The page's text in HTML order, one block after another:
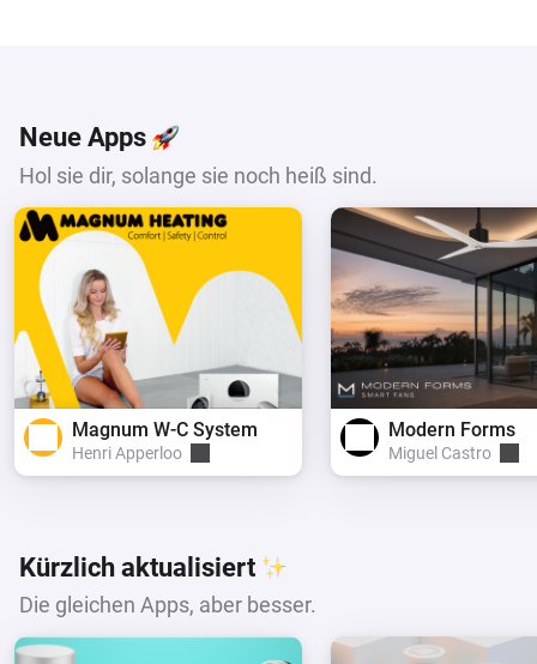
Neue Apps
Hol sie dir, solange sie noch heiß sind.
Magnum W-C System
Henri Apperloo
Modern Forms
Miguel Castro
Kürzlich aktualisiert
Die gleichen Apps, aber besser.